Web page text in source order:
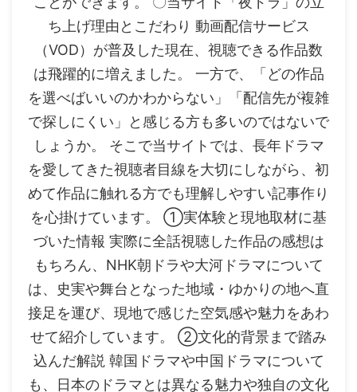
ち上げ理由とこだわり 動画配信サービス
（VOD）が普及した現在、視聴できる作品数
は飛躍的に増えました。 一方で、「どの作品
を選べばいいのかわからない」「配信先が複雑
で探しにくい」と感じる方も多いのではないで
しょうか。 そこで当サイトでは、長年ドラマ
を愛してきた視聴者目線を大切にしながら、初
めて作品に触れる方でも理解しやすい記事作り
を心掛けています。 ①実体験と現地取材に基
づいた情報 実際に全話視聴した作品の感想は
もちろん、NHK朝ドラや大河ドラマについて
は、史実や舞台となった地域・ゆかりの地へ直
接足を運び、現地で感じた空気感や魅力をあわ
せて紹介しています。 ②文化的背景まで踏み
込んだ解説 韓国ドラマや中国ドラマについて
も、日本のドラマとは異なる魅力や独自の文化